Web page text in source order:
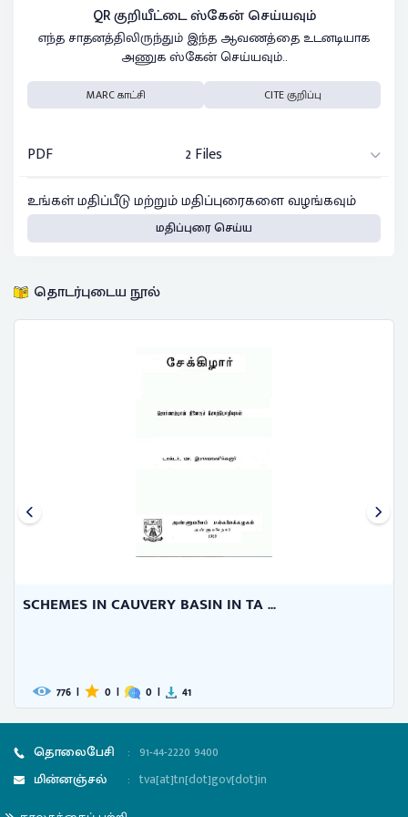
QR குறியீட்டை ஸ்கேன் செய்யவும்
எந்த சாதனத்திலிருந்தும் இந்த ஆவணத்தை உடனடியாக
அணுக ஸ்கேன் செய்யவும்..
MARC காட்சி CITE குறிப்பு
PDF
2 Files
உங்கள் மதிப்பீடு மற்றும் மதிப்புரைகளை வழங்கவும்
மதிப்புரை செய்ய
தொடர்புடைய நூல்
SCHEMES IN CAUVERY BASIN IN TA ...
776 | 0 | 0 | 41
தொலைபேசி : 91-44-2220 9400
மின்னஞ்சல்
: tva[at]tn[dot]gov[dot]in